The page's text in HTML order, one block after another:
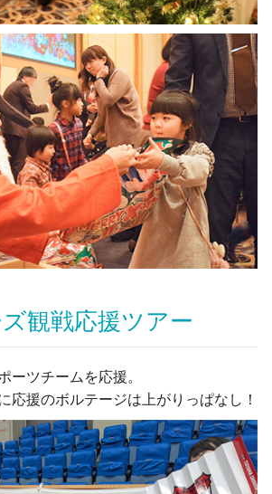
観戦応援ツアー
ーツチームを応援。
応援のボルテージは上がりっぱなし！